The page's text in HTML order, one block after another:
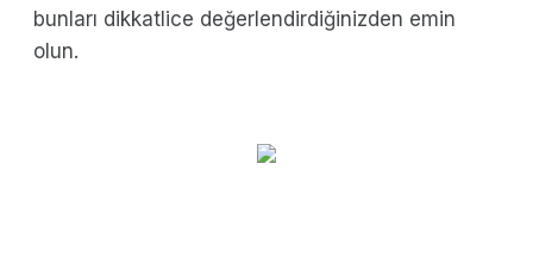
bunları dikkatlice değerlendirdiğinizden emin
olun.